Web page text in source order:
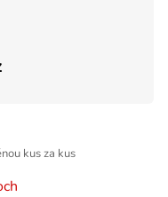
kus za kus